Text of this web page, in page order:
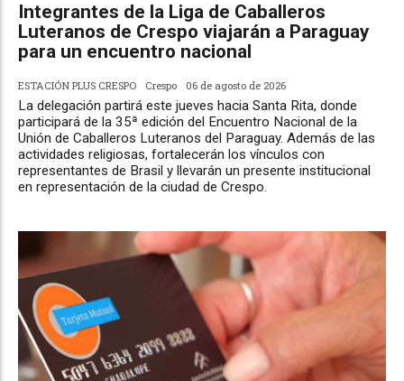
Integrantes de la Liga de Caballeros
Luteranos de Crespo viajarán a Paraguay
para un encuentro nacional
ESTACIÓN PLUS CRESPO Crespo 06 de agosto de 2026
La delegación partirá este jueves hacia Santa Rita, donde
participará de la 35ª edición del Encuentro Nacional de la
Unión de Caballeros Luteranos del Paraguay. Además de las
actividades religiosas, fortalecerán los vínculos con
representantes de Brasil y llevarán un presente institucional
en representación de la ciudad de Crespo.